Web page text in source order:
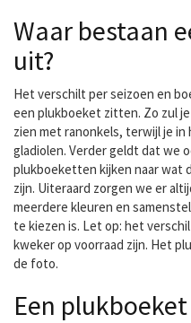
Waar bestaan
uit?
Het verschilt per seizoen en
een plukboeket zitten. Zo zul
zien met ranonkels, terwijl je
gladiolen. Verder geldt dat we
plukboeketten kijken naar wat
zijn. Uiteraard zorgen we er
meerdere kleuren en
te kiezen is. Let op: het
kweker op voorraad zijn. Het
de foto.
Een